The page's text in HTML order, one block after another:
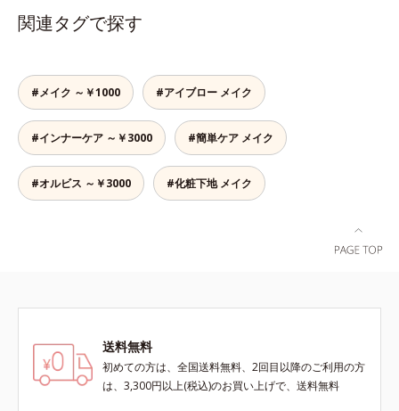
ぼかします。
うな穏やかな発色を実現しました。
チークでありながらうるおいをもた
上げするカラーが長持ちします。
関連タグで探す
#メイク ～￥1000 #アイブロー メイク
#インナーケア ～￥3000 #簡単ケア メイク
#オルビス ～￥3000 #化粧下地 メイク
送料無料
初めての方は、全国送料無料、2回目以降のご利用の方
は、3,300円以上(税込)のお買い上げで、送料無料